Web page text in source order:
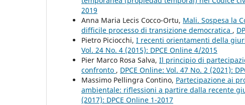
2019
Anna Maria Lecis Cocco-Ortu, Mali. Sospesa la
difficile processo di transizione democratica ,
Pietro Piciocchi, I recenti orientamenti della
Vol. 24 No. 4 (2015): DPCE Online 4/2015
Pier Marco Rosa Salva, Il principio di
confronto , DPCE Online: Vol. 47 No. 2 (2021):
Massimo Pellingra Contino, Partecipazione ai
ambientale: riflessioni a partire dalla recente
(2017): DPCE Online 1-2017